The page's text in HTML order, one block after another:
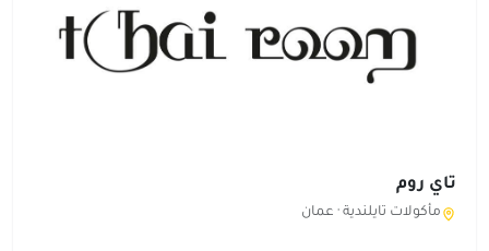
تاي روم
مأكولات تايلندية · عمان